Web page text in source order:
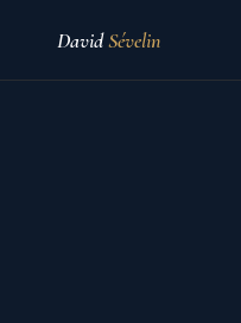
DavidSévelin